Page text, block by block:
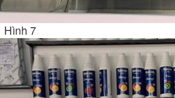
Hình 7